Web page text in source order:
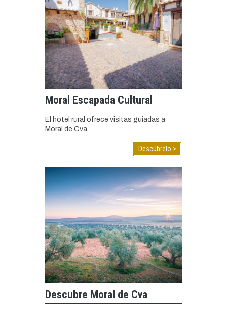
Moral Escapada Cultural
El hotel rural ofrece visitas guiadas a
Moral de Cva.
Descúbrelo >
Descubre Moral de Cva